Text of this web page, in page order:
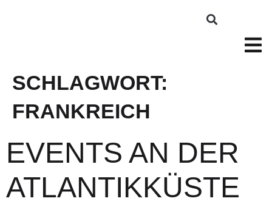
SCHLAGWORT:
FRANKREICH
EVENTS AN DER
ATLANTIKKÜSTE